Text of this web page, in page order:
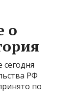
о
РФ
по